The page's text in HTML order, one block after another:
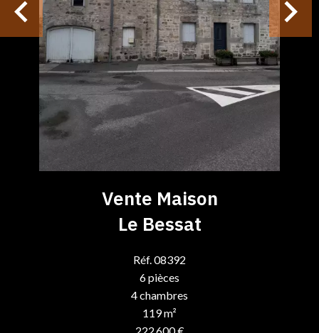
Vente Maison
Le Bessat
Réf. 08392
6 pièces
4 chambres
119 m²